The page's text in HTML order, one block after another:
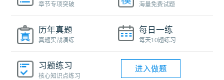
章节专项突破 海量免费试题
历年真题
真题实战演练
每日一练
每天10题练习
习题练习
核心知识点练习
进入做题